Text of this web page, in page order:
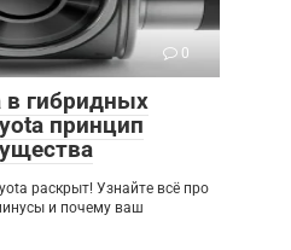
0
в гибридных
принцип
раскрыт! Узнайте всё про
и почему ваш